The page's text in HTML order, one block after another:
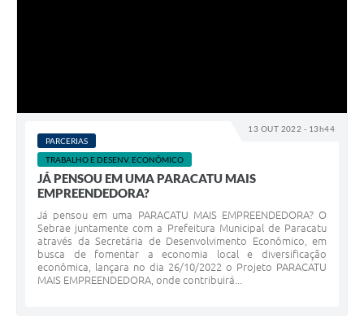
13 OUT 2022 - 13h44
PARCERIAS
TRABALHO E DESENV. ECONÔMICO
JÁ PENSOU EM UMA PARACATU MAIS
EMPREENDEDORA?
Já pensou em uma PARACATU MAIS EMPREENDEDORA? O
Sebrae juntamente com a Prefeitura Municipal de Paracatu
através da Secretária de Desenvolvimento Econômico, em
busca de fomentar a economia local e diversificação
econômica, lançara no dia 26/10/2022 o Projeto PARACATU
MAIS EMPREENDEDORA, onde contribuirá...